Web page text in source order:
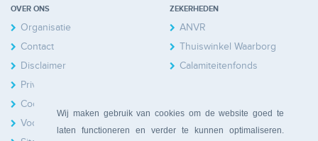
Wij maken gebruik van cookies om de website goed te
laten functioneren en verder te kunnen optimaliseren.
OVER ONS
Organisatie
Contact
Disclaimer
Privacy
Cookies
Voorwaarden
ZEKERHEDEN
ANVR
Thuiswinkel Waarborg
Calamiteitenfonds